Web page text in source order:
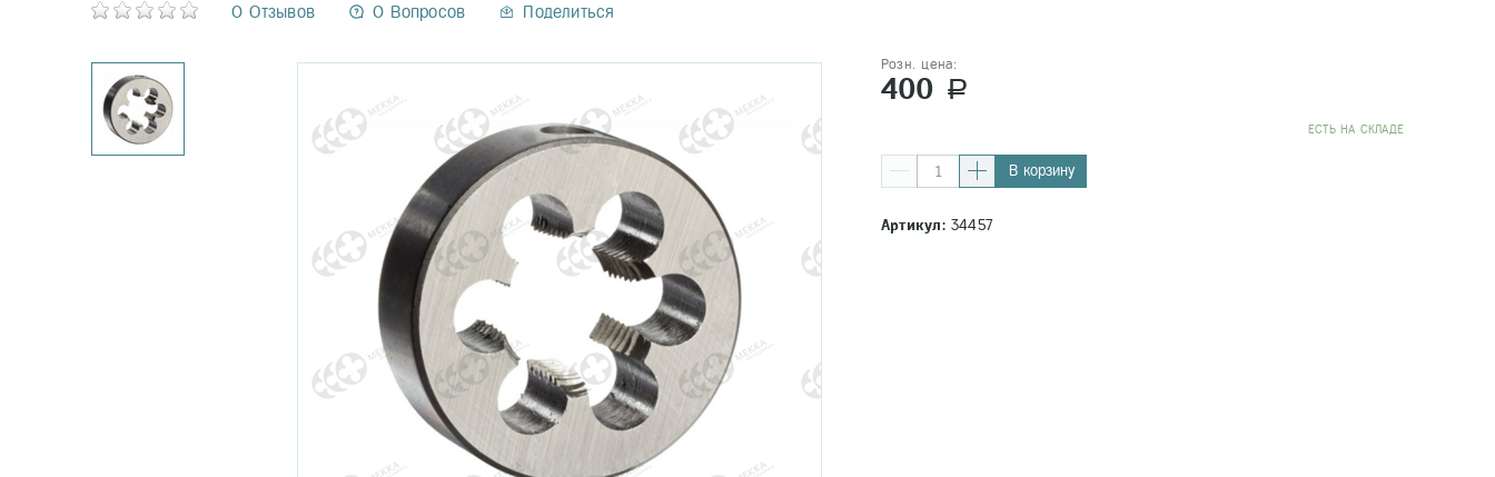
0 Отзывов 0 Вопросов Поделиться
Розн. цена:
400 a
EСТЬ НА СКЛАДЕ
В корзину
Артикул:34457